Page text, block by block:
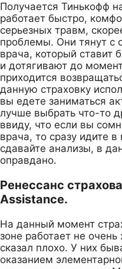
Получается Тинькофф
работает быстро,
серьезных травм,
проблемы. Они тянут с
врача, который ставит
и дотягивают до
приходится
данную страховку
вы едете заниматься
лучше выбрать что-то
ввиду, что если вы
врача, то сразу идите
сдавайте анализы, в
оправдано.
Ренессанс
Assistance.
На данный момент
зоне работает не
сказал плохо. У них
оказанием